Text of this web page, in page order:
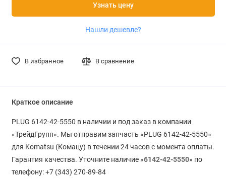
Узнать цену
Нашли дешевле?
В избранное В сравнение
Краткое описание
PLUG 6142-42-5550 в наличии и под заказ в компании
«ТрейдГрупп». Мы отправим запчасть «PLUG 6142-42-5550»
для Komatsu (Комацу) в течении 24 часов с момента оплаты.
Гарантия качества. Уточните наличие «6142-42-5550» по
телефону: +7 (343) 270-89-84